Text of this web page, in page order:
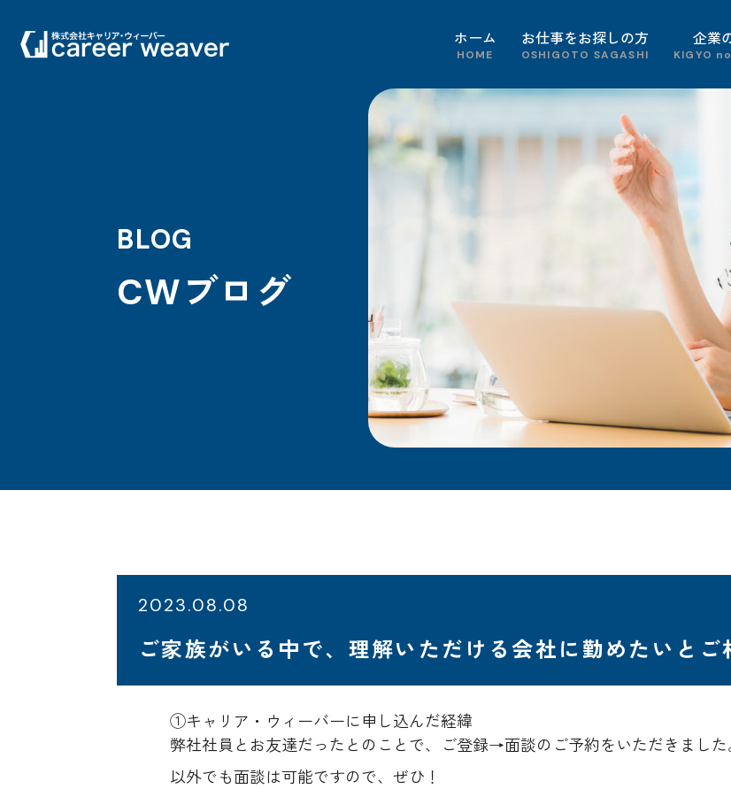
ホーム
HOME
お仕事をお探しの方
OSHIGOTO SAGASHI
企業
KIGYO
BLOG
CWブログ
2023.08.08
ご家族がいる中で、理解いただける会社に勤めたいとご
①キャリア・ウィーバーに申し込んだ経緯
弊社社員とお友達だったとのことで、ご登録→面談のご予約をいただきまし
以外でも面談は可能ですので、ぜひ！